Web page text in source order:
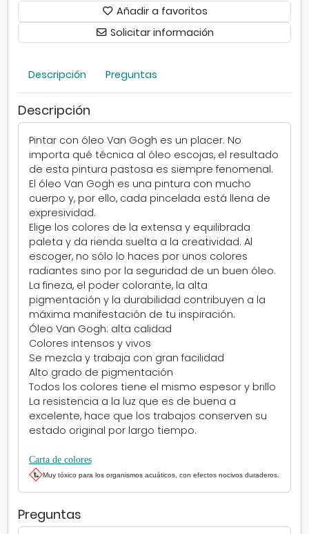
i
.
e
a
b
r
e
e
n
v
e
n
t
a
n
a
n
u
e
v
a
r
e
S
a
b
r
e
e
n
v
e
n
t
a
n
a
n
u
e
v
a
Añadir a favoritos
Solicitar información
Descripción Preguntas
Descripción
Pintar con óleo Van Gogh es un placer. No
importa qué técnica al óleo escojas, el resultado
de esta pintura pastosa es siempre fenomenal.
El óleo Van Gogh es una pintura con mucho
cuerpo y, por ello, cada pincelada está llena de
expresividad.
Elige los colores de la extensa y equilibrada
paleta y da rienda suelta a la creatividad. Al
escoger, no sólo lo haces por unos colores
radiantes sino por la seguridad de un buen óleo.
La fineza, el poder colorante, la alta
pigmentación y la durabilidad contribuyen a la
máxima manifestación de tu inspiración.
Óleo Van Gogh: alta calidad
Colores intensos y vivos
Se mezcla y trabaja con gran facilidad
Alto grado de pigmentación
Todos los colores tiene el mismo espesor y brillo
La resistencia a la luz que es de buena a
excelente, hace que los trabajos conserven su
estado original por largo tiempo.
Carta de colores
Muy tóxico para los organismos acuáticos, con efectos nocivos duraderos.
Preguntas